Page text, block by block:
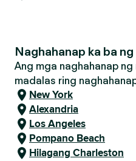
Naghahanap ka ba
Ang mga naghahanap
madalas ring
New York
Alexandria
Los Angeles
Pompano Beach
Hilagang Charleston